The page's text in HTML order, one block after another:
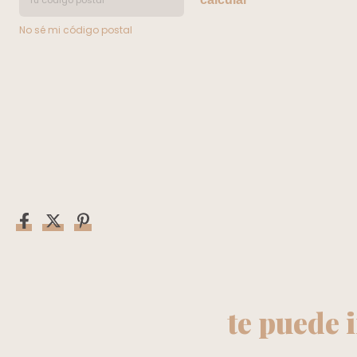
No sé mi código postal
te puede